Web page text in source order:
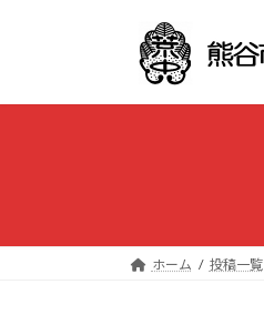
プ
動
ホーム 投稿一覧